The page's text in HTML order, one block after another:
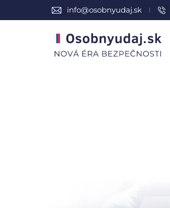
info@osobnyudaj.sk